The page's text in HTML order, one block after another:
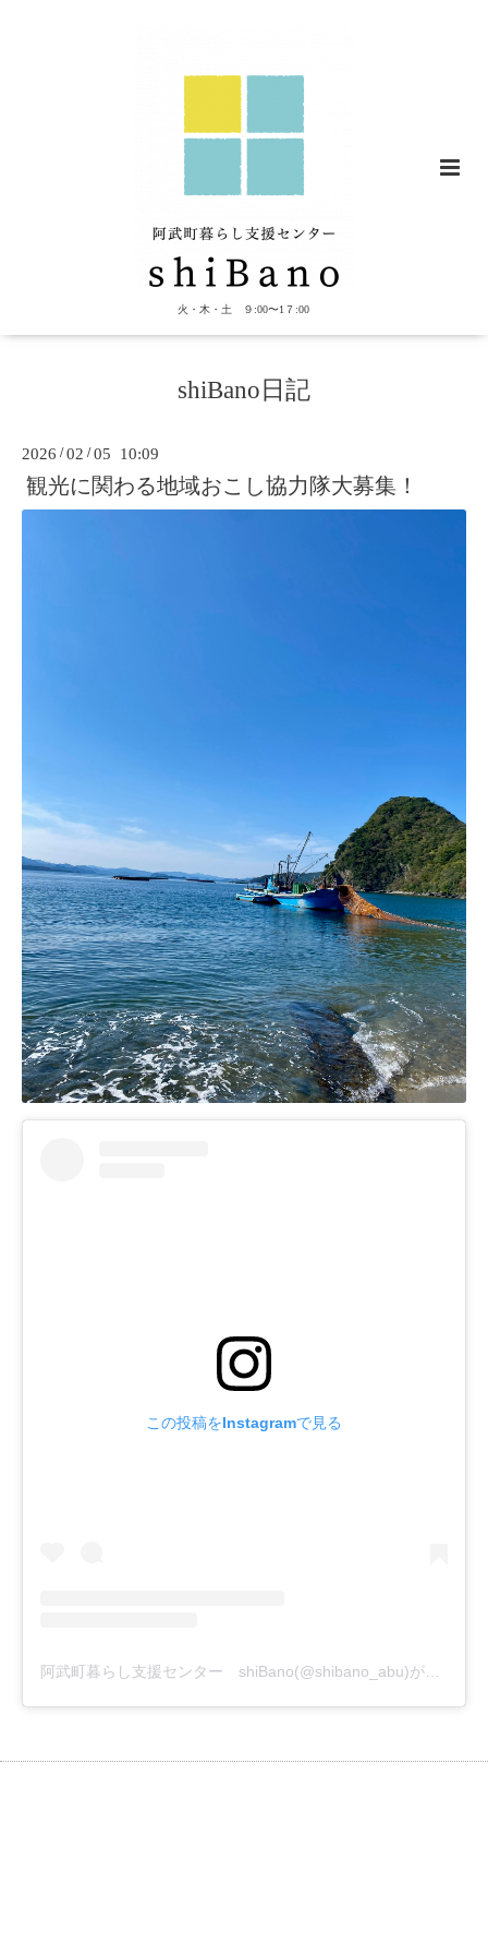
火・木・土 ９:00〜1７:00
shiBano日記
2026 /02 /05 10:09
観光に関わる地域おこし協力隊大募集！
この投稿をInstagramで見る
阿武町暮らし支援センター shiBano(@shibano_abu)がシェアした投稿